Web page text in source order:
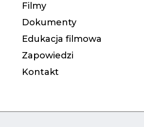
Filmy
Dokumenty
Edukacja filmowa
Zapowiedzi
Kontakt